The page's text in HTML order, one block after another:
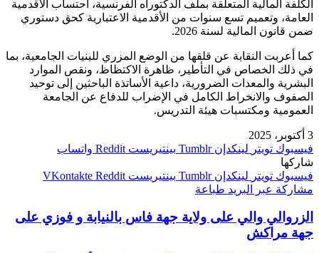
الكلفة المالية المتعلقة بملف الدكتوراه الفرنسية، احتساب الأقدمية
العامة، وتعميم تسع سنوات من الأقدمية الاعتبارية كحق دستوري
ضمن قانون المالية لسنة 2026.
كما أعربت النقابة عن قلقها من الوضع المزري للبنيات الجامعية، بما
في ذلك الخصاص في التأطير، ظاهرة الاكتظاظ، ونقص الموارد
البشرية والمعدات الضرورية، داعية الأساتذة الباحثين إلى توحيد
الصفوف والانخراط الكامل في الإضراب للدفاع عن الجامعة
العمومية ومكتسبات هيئة التدريس.
3 أكتوبر، 2025
فيسبوك تويتر لينكدإن بينتيريست
واتساب
شاركها
فيسبوك تويتر لينكدإن بينتيريست
مشاركة عبر البريد طباعة
الزروالي والي على ولاية جهة فاس بالنيابة و فوزي على
جهة مراكش